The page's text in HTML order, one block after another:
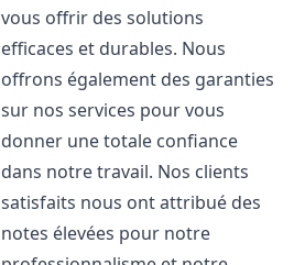
vous offrir des solutions
efficaces et durables. Nous
offrons également des garanties
sur nos services pour vous
donner une totale confiance
dans notre travail. Nos clients
satisfaits nous ont attribué des
notes élevées pour notre